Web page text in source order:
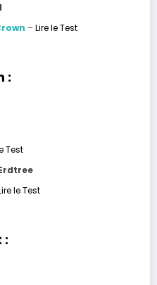
–Lire le Test
:
Test
le Test
: